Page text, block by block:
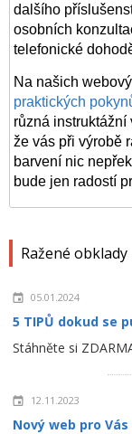
Ražené
05.01.2024
5 TIPŮ dokud se
Stáhněte si
12.11.2023
Nový web pro
dalšího
osobních
telefonické
Na našich
praktických
různá instruktážní
že vás při výrobě
barvení nic
bude jen radostí